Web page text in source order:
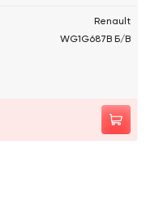
Renault
WG1G687B Б/В